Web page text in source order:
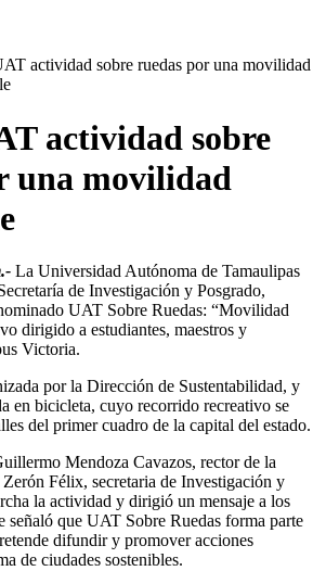
actividad sobre ruedas por una movilidad
actividad sobre
una movilidad
La Universidad Autónoma de Tamaulipas
de Investigación y Posgrado,
UAT Sobre Ruedas: “Movilidad
dirigido a estudiantes, maestros y
Victoria.
por la Dirección de Sustentabilidad, y
en bicicleta, cuyo recorrido recreativo se
del primer cuadro de la capital del estado.
Mendoza Cavazos, rector de la
Félix, secretaria de Investigación y
la actividad y dirigió un mensaje a los
señaló que UAT Sobre Ruedas forma parte
difundir y promover acciones
de ciudades sostenibles.